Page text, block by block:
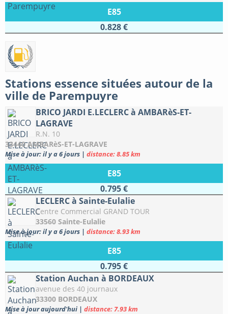
E85
0.828 €
Stations essence situées autour de la
ville de Parempuyre
BRICO JARDI E.LECLERC à AMBARèS-ET-
LAGRAVE
R.N. 10
33440 AMBARèS-ET-LAGRAVE
Mise à jour: il y a 6 jours | distance: 8.85 km
E85
0.795 €
LECLERC à Sainte-Eulalie
Centre Commercial GRAND TOUR
33560 Sainte-Eulalie
Mise à jour: il y a 6 jours | distance: 8.93 km
E85
0.795 €
Station Auchan à BORDEAUX
avenue des 40 journaux
33300 BORDEAUX
Mise à jour aujourd'hui | distance: 7.93 km